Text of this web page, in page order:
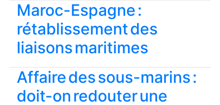
Maroc-Espagne :
rétablissement des
liaisons maritimes
Affaire des sous-marins :
doit-on redouter une